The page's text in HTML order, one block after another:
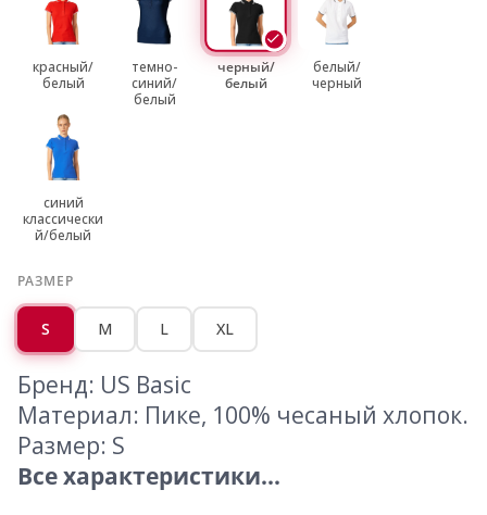
красный/
белый
темно-
синий/
белый
черный/
белый
белый/
черный
синий
классически
й/белый
РАЗМЕР
S M L XL
Бренд: US Basic
Материал: Пике, 100% чесаный хлопок.
Размер: S
Все характеристики...